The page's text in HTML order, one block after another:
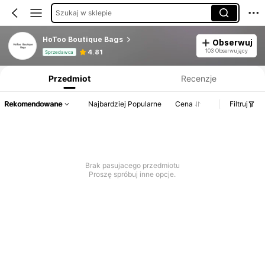
Szukaj w sklepie
HoToo Boutique Bags
Sprzedawca 4.81
Obserwuj
103 Obserwujący
Przedmiot Recenzje
Rekomendowane Najbardziej Popularne Cena Filtruj
Brak pasujacego przedmiotu
Proszę spróbuj inne opcje.